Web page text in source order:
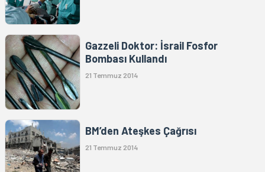
Gazzeli Doktor: İsrail Fosfor
Bombası Kullandı
21 Temmuz 2014
BM’den Ateşkes Çağrısı
21 Temmuz 2014